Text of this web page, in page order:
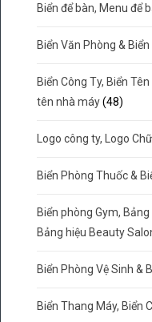
Biển để bàn, Menu để
Biển Văn Phòng & Biển
Biển Công Ty, Biển
tên nhà máy (48)
Logo công ty, Logo
Biển Phòng Thuốc &
Biển phòng Gym,
Bảng hiệu Beauty
Biển Phòng Vệ Sinh &
Biển Thang Máy, Biển